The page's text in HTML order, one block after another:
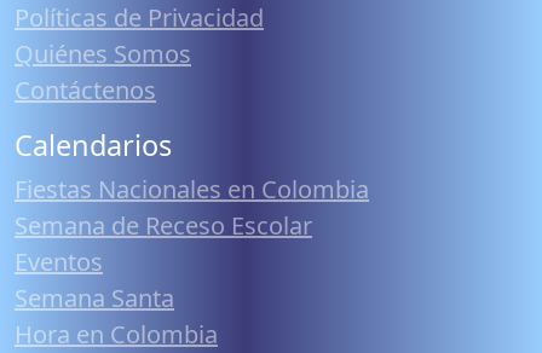
Políticas de Privacidad
Quiénes Somos
Contáctenos
Calendarios
Fiestas Nacionales en Colombia
Semana de Receso Escolar
Eventos
Semana Santa
Hora en Colombia